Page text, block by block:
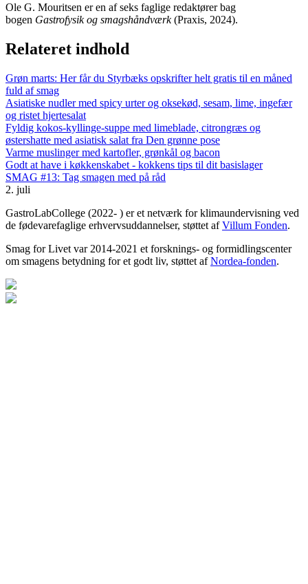
Ole G. Mouritsen er en af seks faglige redaktører bag
bogen Gastrofysik og smagshåndværk(Praxis, 2024).
Relateret indhold
Grøn marts: Her får du Styrbæks opskrifter helt gratis til en måned
fuld af smag
Asiatiske nudler med spicy urter og oksekød, sesam, lime, ingefær
og ristet hjertesalat
Fyldig kokos-kyllinge-suppe med limeblade, citrongræs og
østershatte med asiatisk salat fra Den grønne pose
Varme muslinger med kartofler, grønkål og bacon
Godt at have i køkkenskabet - kokkens tips til dit basislager
SMAG #13: Tag smagen med på råd
2. juli
GastroLabCollege (2022- ) er et netværk for klimaundervisning ved
de fødevarefaglige erhvervsuddannelser, støttet afVillum Fonden.
Smag for Livet var 2014-2021 et forsknings- og formidlingscenter
om smagens betydning for et godt liv, støttet afNordea-fonden.